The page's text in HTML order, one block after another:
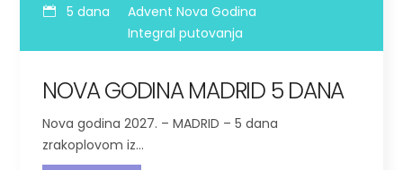
5 dana
Advent Nova Godina
Integral putovanja
NOVA GODINA MADRID 5 DANA
Nova godina 2027. – MADRID – 5 dana
zrakoplovom iz…